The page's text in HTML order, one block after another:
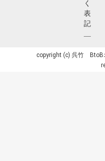
く
表
記
copyright (c) 呉竹 BtoB